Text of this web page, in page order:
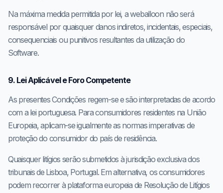
Na máxima medida permitida por lei, a weballoon não será
responsável por quaisquer danos indiretos, incidentais, especiais,
consequenciais ou punitivos resultantes da utilização do
Software.
9. Lei Aplicável e Foro Competente
As presentes Condições regem-se e são interpretadas de acordo
com a lei portuguesa. Para consumidores residentes na União
Europeia, aplicam-se igualmente as normas imperativas de
proteção do consumidor do país de residência.
Quaisquer litígios serão submetidos à jurisdição exclusiva dos
tribunais de Lisboa, Portugal. Em alternativa, os consumidores
podem recorrer à plataforma europeia de Resolução de Litígios